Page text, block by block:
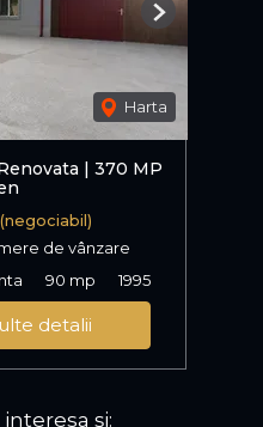
Harta
Next
| 370 MP
(negociabil)
de vânzare
90 mp 1995
detalii
și: